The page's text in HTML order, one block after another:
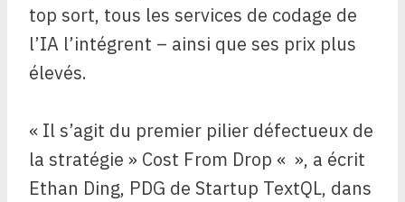
top sort, tous les services de codage de
l’IA l’intégrent – ainsi que ses prix plus
élevés.
« Il s’agit du premier pilier défectueux de
la stratégie » Cost From Drop « », a écrit
Ethan Ding, PDG de Startup TextQL, dans